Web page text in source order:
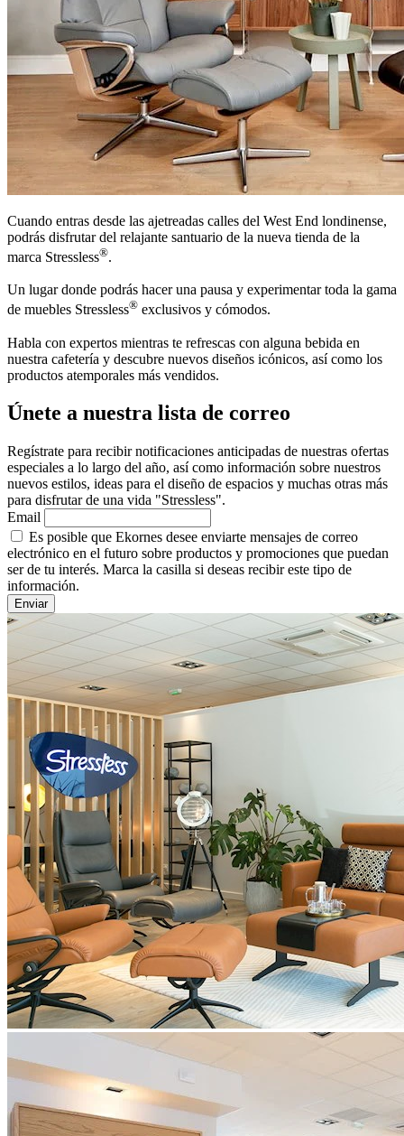
Cuando entras desde las ajetreadas calles del West End londinense,
podrás disfrutar del relajante santuario de la nueva tienda de la
marca Stressless®.
Un lugar donde podrás hacer una pausa y experimentar toda la gama
de muebles Stressless® exclusivos y cómodos.
Habla con expertos mientras te refrescas con alguna bebida en
nuestra cafetería y descubre nuevos diseños icónicos, así como los
productos atemporales más vendidos.
Únete a nuestra lista de correo
Regístrate para recibir notificaciones anticipadas de nuestras ofertas
especiales a lo largo del año, así como información sobre nuestros
nuevos estilos, ideas para el diseño de espacios y muchas otras más
para disfrutar de una vida "Stressless".
Email
Es posible que Ekornes desee enviarte mensajes de correo
electrónico en el futuro sobre productos y promociones que puedan
ser de tu interés. Marca la casilla si deseas recibir este tipo de
información.